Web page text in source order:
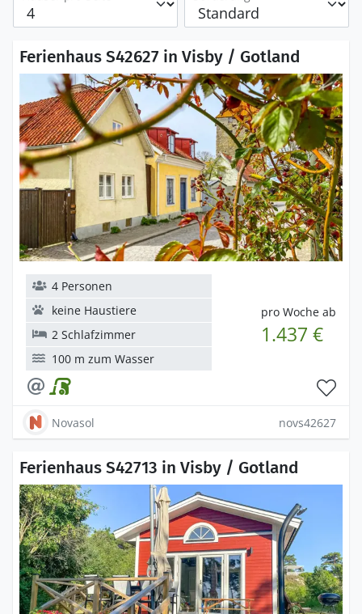
Ferienhaus S42627 in Visby / Gotland
pro Woche ab
1.437 €
4 Personen
keine Haustiere
2 Schlafzimmer
100 m zum Wasser
Novasol novs42627
Ferienhaus S42713 in Visby / Gotland